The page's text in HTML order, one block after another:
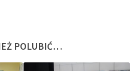
POLUBIĆ…